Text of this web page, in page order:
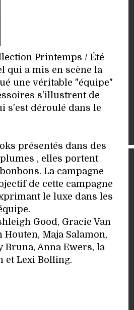
Printemps / Été
qui a mis en scène la
une véritable "équipe"
s'illustrent de
s'est déroulé dans le
présentés dans des
, elles portent
La campagne
de cette campagne
le luxe dans les
Good, Gracie Van
Maja Salamon,
Bruna, Anna Ewers, la
et Lexi Bolling.